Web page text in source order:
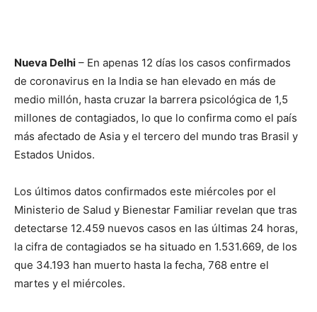
Nueva Delhi – En apenas 12 días los casos confirmados
de coronavirus en la India se han elevado en más de
medio millón, hasta cruzar la barrera psicológica de 1,5
millones de contagiados, lo que lo confirma como el país
más afectado de Asia y el tercero del mundo tras Brasil y
Estados Unidos.
Los últimos datos confirmados este miércoles por el
Ministerio de Salud y Bienestar Familiar revelan que tras
detectarse 12.459 nuevos casos en las últimas 24 horas,
la cifra de contagiados se ha situado en 1.531.669, de los
que 34.193 han muerto hasta la fecha, 768 entre el
martes y el miércoles.